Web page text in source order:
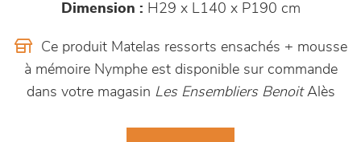
Dimension : H29 x L140 x P190 cm
Ce produit Matelas ressorts ensachés + mousse
à mémoire Nymphe est disponible sur commande
dans votre magasin Les Ensembliers BenoitAlès